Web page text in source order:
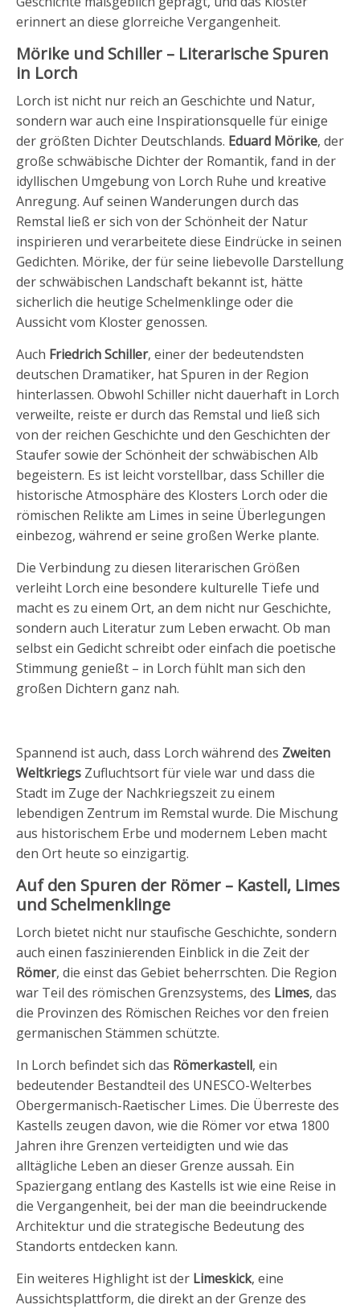
erinnert an diese glorreiche Vergangenheit.
Mörike und Schiller – Literarische Spuren
in Lorch
Lorch ist nicht nur reich an Geschichte und Natur,
sondern war auch eine Inspirationsquelle für einige
der größten Dichter Deutschlands. Eduard Mörike, der
große schwäbische Dichter der Romantik, fand in der
idyllischen Umgebung von Lorch Ruhe und kreative
Anregung. Auf seinen Wanderungen durch das
Remstal ließ er sich von der Schönheit der Natur
inspirieren und verarbeitete diese Eindrücke in seinen
Gedichten. Mörike, der für seine liebevolle Darstellung
der schwäbischen Landschaft bekannt ist, hätte
sicherlich die heutige Schelmenklinge oder die
Aussicht vom Kloster genossen.
Auch Friedrich Schiller, einer der bedeutendsten
deutschen Dramatiker, hat Spuren in der Region
hinterlassen. Obwohl Schiller nicht dauerhaft in Lorch
verweilte, reiste er durch das Remstal und ließ sich
von der reichen Geschichte und den Geschichten der
Staufer sowie der Schönheit der schwäbischen Alb
begeistern. Es ist leicht vorstellbar, dass Schiller die
historische Atmosphäre des Klosters Lorch oder die
römischen Relikte am Limes in seine Überlegungen
einbezog, während er seine großen Werke plante.
Die Verbindung zu diesen literarischen Größen
verleiht Lorch eine besondere kulturelle Tiefe und
macht es zu einem Ort, an dem nicht nur Geschichte,
sondern auch Literatur zum Leben erwacht. Ob man
selbst ein Gedicht schreibt oder einfach die poetische
Stimmung genießt – in Lorch fühlt man sich den
großen Dichtern ganz nah.
Spannend ist auch, dass Lorch während des Zweiten
Weltkriegs Zufluchtsort für viele war und dass die
Stadt im Zuge der Nachkriegszeit zu einem
lebendigen Zentrum im Remstal wurde. Die Mischung
aus historischem Erbe und modernem Leben macht
den Ort heute so einzigartig.
Auf den Spuren der Römer – Kastell, Limes
und Schelmenklinge
Lorch bietet nicht nur staufische Geschichte, sondern
auch einen faszinierenden Einblick in die Zeit der
Römer, die einst das Gebiet beherrschten. Die Region
war Teil des römischen Grenzsystems, des Limes, das
die Provinzen des Römischen Reiches vor den freien
germanischen Stämmen schützte.
In Lorch befindet sich das Römerkastell, ein
bedeutender Bestandteil des UNESCO-Welterbes
Obergermanisch-Raetischer Limes. Die Überreste des
Kastells zeugen davon, wie die Römer vor etwa 1800
Jahren ihre Grenzen verteidigten und wie das
alltägliche Leben an dieser Grenze aussah. Ein
Spaziergang entlang des Kastells ist wie eine Reise in
die Vergangenheit, bei der man die beeindruckende
Architektur und die strategische Bedeutung des
Standorts entdecken kann.
Ein weiteres Highlight ist der Limeskick, eine
Aussichtsplattform, die direkt an der Grenze des